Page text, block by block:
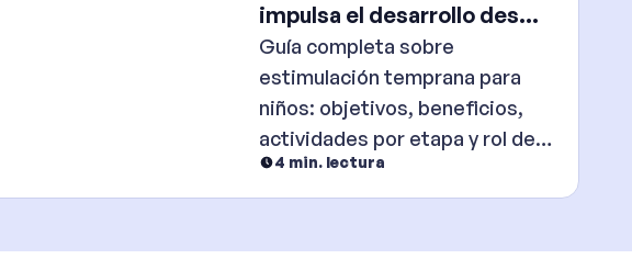
impulsa el desarrollo desde
los primeros meses
Guía completa sobre
estimulación temprana para
niños: objetivos, beneficios,
actividades por etapa y rol de
los padres. Incluye orientación
profesional.
4 min. lectura